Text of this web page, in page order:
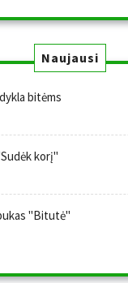
Naujausi
bitėms
korį"
"Bitutė"